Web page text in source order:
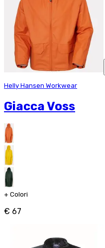
Helly Hansen Workwear
Giacca Voss
+ Colori
€ 67